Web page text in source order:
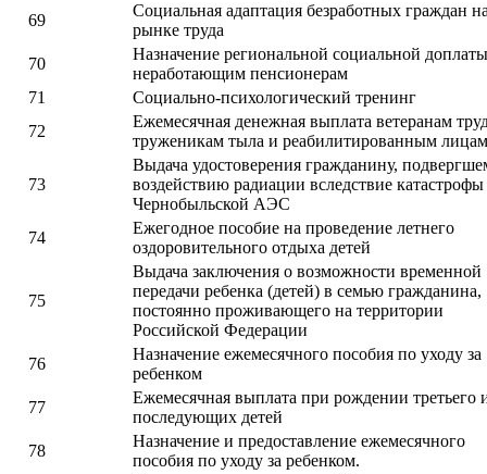
69
Социальная адаптация безработных граждан
рынке труда
70
Назначение региональной социальной доплаты
неработающим пенсионерам
71
Социально-психологический тренинг
72
Ежемесячная денежная выплата ветеранам
труженикам тыла и реабилитированным лицам
73
Выдача удостоверения гражданину,
воздействию радиации вследствие катастрофы
Чернобыльской АЭС
74
Ежегодное пособие на проведение летнего
оздоровительного отдыха детей
75
Выдача заключения о возможности временной
передачи ребенка (детей) в семью гражданина,
постоянно проживающего на территории
Российской Федерации
76
Назначение ежемесячного пособия по уходу за
ребенком
77
Ежемесячная выплата при рождении третьего
последующих детей
78
Назначение и предоставление ежемесячного
пособия по уходу за ребенком.